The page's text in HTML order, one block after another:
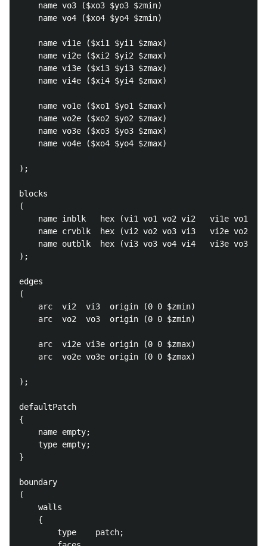
    name vo3 ($xo3 $yo3 $zmin)
    name vo4 ($xo4 $yo4 $zmin)
    name vi1e ($xi1 $yi1 $zmax)
    name vi2e ($xi2 $yi2 $zmax)
    name vi3e ($xi3 $yi3 $zmax)
    name vi4e ($xi4 $yi4 $zmax)
    name vo1e ($xo1 $yo1 $zmax)
    name vo2e ($xo2 $yo2 $zmax)
    name vo3e ($xo3 $yo3 $zmax)
    name vo4e ($xo4 $yo4 $zmax)
);
blocks
(
name inblk   hex (vi1 vo1 vo2 vi2   vi1e vo1e
name crvblk  hex (vi2 vo2 vo3 vi3   vi2e vo2e
name outblk  hex (vi3 vo3 vo4 vi4   vi3e vo3e
);
edges
(
    arc  vi2  vi3  origin (0 0 $zmin)
    arc  vo2  vo3  origin (0 0 $zmin)
    arc  vi2e vi3e origin (0 0 $zmax)
    arc  vo2e vo3e origin (0 0 $zmax)
);
defaultPatch
{
    name empty;
    type empty;
}
boundary
(
    walls
    {
        type    patch;